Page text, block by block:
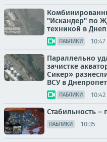
"Искандер" по
техникой в
ПАБЛИКИ 10:47
Параллельно
зачистке
Сикер»
ВСУ в
ПАБЛИКИ 10:42
Стабильность –
ПАБЛИКИ 10:35